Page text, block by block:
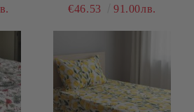
КАМИОНИ С ЕЛХА",
4 ЧАСТИ
€46.53 91.00лв.